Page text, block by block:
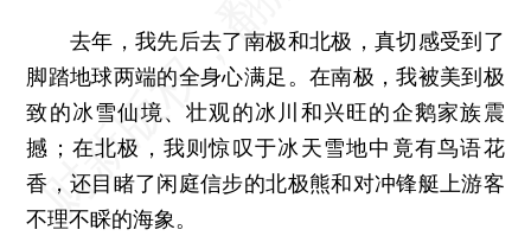
去年，我先后去了南极和北极，真切感受到了
脚踏地球两端的全身心满足。在南极，我被美到极
致的冰雪仙境、壮观的冰川和兴旺的企鹅家族震
撼；在北极，我则惊叹于冰天雪地中竟有鸟语花
香，还目睹了闲庭信步的北极熊和对冲锋艇上游客
不理不睬的海象。